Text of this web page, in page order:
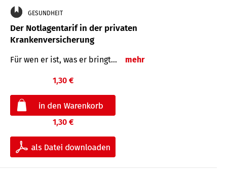
GESUNDHEIT
Der Notlagentarif in der privaten
Krankenversicherung
Für wen er ist, was er bringt… mehr
1,30 €
1,30 €